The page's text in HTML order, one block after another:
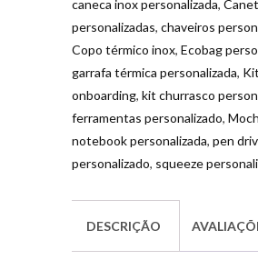
caneca inox personalizada,
personalizadas, chaveiros
Copo térmico inox, Ecobag
garrafa térmica personalizada,
onboarding, kit churrasco
ferramentas personalizado,
notebook personalizada, pen
personalizado, squeeze
DESCRIÇÃO